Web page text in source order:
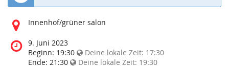
Wo
diese
Veranstaltung
statt?
Innenhof/grüner salon
Wann
findet
diese
9. Juni 2023
Beginn: 19:30 Deine lokale Zeit: 17:30
Ende: 21:30 Deine lokale Zeit: 19:30